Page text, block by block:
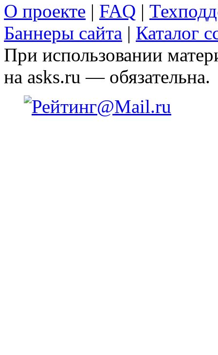
О проекте | FAQ |
Баннеры сайта | Каталог
При использовании
на asks.ru — обязательна.